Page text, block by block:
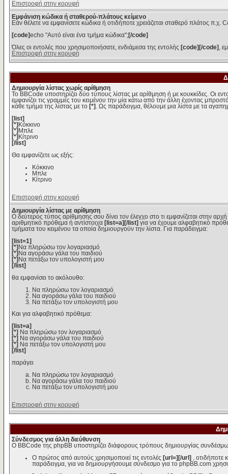
Επιστροφή στην κορυφή
Εμφάνιση κώδικα ή σταθερού-πλάτους κείμενο
Εάν θέλετε να εμφανίσετε κώδικα ή οτιδήποτε χρειάζεται σταθερό πλάτος π.χ.
[code] echo "Αυτό είναι ένα τμήμα κώδικα"; [/code]
Όλες οι εντολές που χρησιμοποιήσατε, ενδιάμεσα της εντολής
[code][/code]
,
Επιστροφή στην κορυφή
Δημιουργία λίστας χωρίς αρίθμηση
Το BBCode υποστηρίζει δύο τύπους λίστας με αρίθμηση ή με κουκκίδες. Οι
εμφανίζει τις γραμμές του κειμένου την μία κάτω από την άλλη έχοντας
κάθε τμήμα της λίστας με το [*]
. Ως παράδειγμα, θέλουμε μια λίστα με τα
[list]
[*] Κόκκινο
[*] Μπλε
[*] Κίτρινο
[/list]
Θα εμφανίζετε ως εξής:
Κόκκινο
Μπλε
Κίτρινο
Επιστροφή στην κορυφή
Δημιουργία λίστας με αρίθμηση
Ο δεύτερος τύπος αρίθμησης σου δίνει τον έλεγχο στο τι εμφανίζεται στην
αριθμητικό πρόθεμα ή αντίστοιχα
[list=a][/list] για να έχουμε αλφαβητικό
τμήματα του κειμένου τα οποία δημιουργούν την λίστα. Για παράδειγμα:
[list=1]
[*] Να πληρώσω τον λογαριασμό
[*] Να αγοράσω γάλα του παιδιού
[*] Να πετάξω τον υπολογιστή μου
[/list]
θα εμφανίσει το ακόλουθο:
Να πληρώσω τον λογαριασμό
Να αγοράσω γάλα του παιδιού
Να πετάξω τον υπολογιστή μου
Και για αλφαβητικό πρόθεμα:
[list=a]
[*]
Να πληρώσω τον λογαριασμό
[*]
Να αγοράσω γάλα του παιδιού
[*]
Να πετάξω τον υπολογιστή μου
[/list]
παράγει
Να πληρώσω τον λογαριασμό
Να αγοράσω γάλα του παιδιού
Να πετάξω τον υπολογιστή μου
Επιστροφή στην κορυφή
Σύνδεσμος για άλλη διεύθυνση
Ο BBCode της phpBB υποστηρίζει διάφορους τρόπους δημιουργίας
Ο πρώτος από αυτούς χρησιμοποιεί τις εντολές [url=][/url]
, οτιδήποτε
παράδειγμα, για να δημιουργήσουμε σύνδεσμο για το phpBB.com